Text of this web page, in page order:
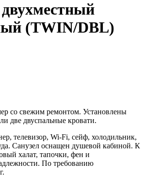
(TWIN/DBL)
со свежим ремонтом. Установлены
две двуспальные кровати.
телевизор, Wi-Fi, сейф, холодильник,
Санузел оснащен душевой кабиной. К
халат, тапочки, фен и
По требованию